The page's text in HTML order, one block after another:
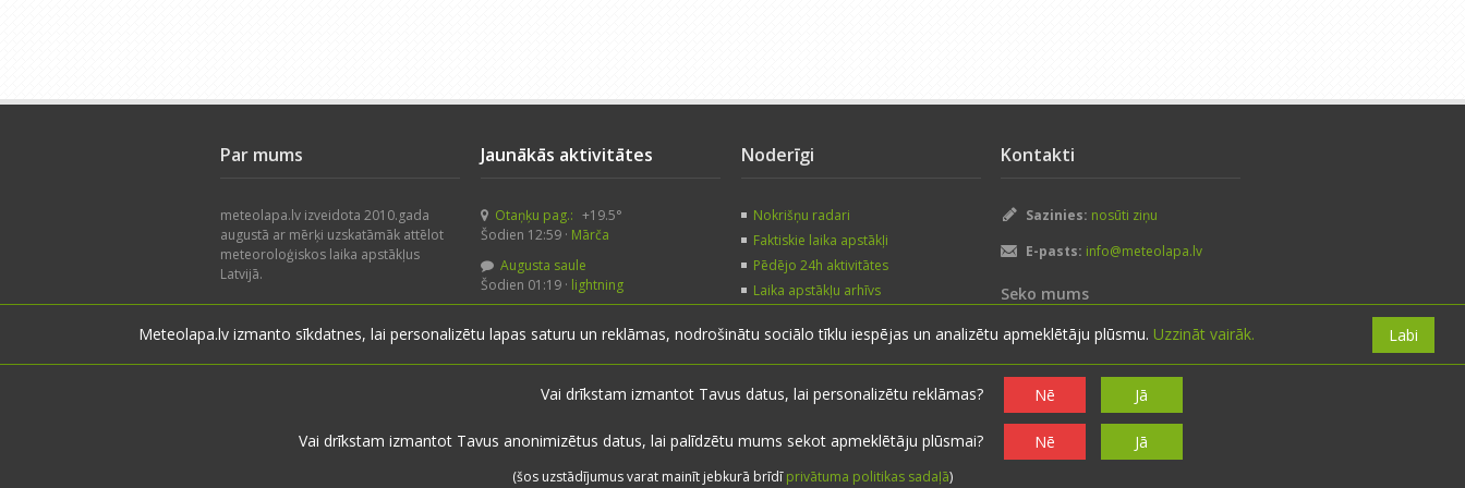
Par mums
meteolapa.lv izveidota 2010.gada
augustā ar mērķi uzskatāmāk attēlot
meteoroloģiskos laika apstākļus
Latvijā.
laika apstākļu karti, datu arhīvu un
Jaunākās aktivitātes
Otaņķu pag.: +19.5°
Šodien 12:59 · Mārča
Augusta saule
Šodien 01:19 · lightning
Vakar 23:59 ·veczirgs
Līvāni: +26.7°
Vakar 19:21 · lightning
Noderīgi
Nokrišņu radari
Faktiskie laika apstākļi
Pēdējo 24h aktivitātes
Laika apstākļu arhīvs
Kontakti
Sazinies: nosūti ziņu
E-pasts: info@meteolapa.lv
Seko mums
Labi
Meteolapa.lv izmanto sīkdatnes, lai personalizētu lapas saturu un reklāmas, nodrošinātu sociālo tīklu iespējas un analizētu apmeklētāju plūsmu. Uzzināt vairāk.
Vai drīkstam izmantot Tavus datus, lai personalizētu reklāmas? Nē Jā
Vai drīkstam izmantot Tavus anonimizētus datus, lai palīdzētu mums sekot apmeklētāju plūsmai? Nē Jā
(šos uzstādījumus varat mainīt jebkurā brīdīprivātuma politikas sadaļā)